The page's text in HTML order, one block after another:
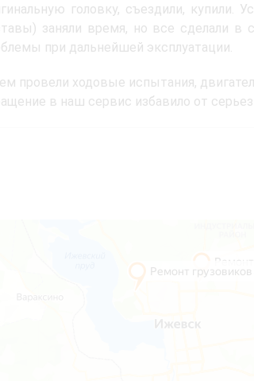
головку, съездили,
заняли время, но все сделали в
при дальнейшей эксплуатации.
провели ходовые испытания,
в наш сервис избавило от